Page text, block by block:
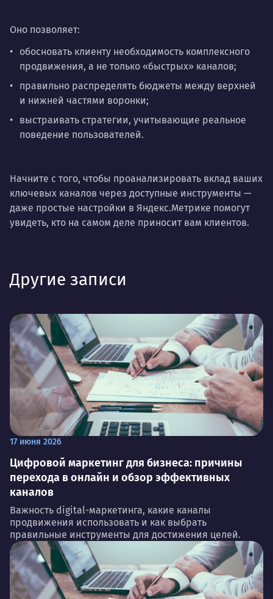
Оно позволяет:
обосновать клиенту необходимость комплексного
продвижения, а не только «быстрых» каналов;
правильно распределять бюджеты между верхней
и нижней частями воронки;
выстраивать стратегии, учитывающие реальное
поведение пользователей.
Начните с того, чтобы проанализировать вклад ваших
ключевых каналов через доступные инструменты —
даже простые настройки в Яндекс.Метрике помогут
увидеть, кто на самом деле приносит вам клиентов.
Другие записи
17 июня 2026
Цифровой маркетинг для бизнеса: причины
перехода в онлайн и обзор эффективных
каналов
Важность digital-маркетинга, какие каналы
продвижения использовать и как выбрать
правильные инструменты для достижения целей.